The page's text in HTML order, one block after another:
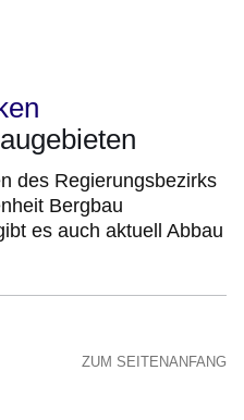
des Regierungsbezirks
Bergbau
es auch aktuell Abbau
ZUM SEITENANFANG